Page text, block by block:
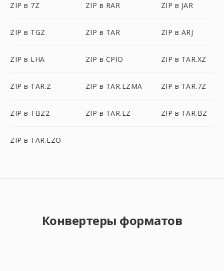
ZIP в 7Z ZIP в RAR ZIP в JAR
ZIP в TGZ ZIP в TAR ZIP в ARJ
ZIP в LHA ZIP в CPIO ZIP в TAR.XZ
ZIP в TAR.Z ZIP в TAR.LZMA ZIP в TAR.7Z
ZIP в TBZ2 ZIP в TAR.LZ ZIP в TAR.BZ
ZIP в TAR.LZO
Конвертеры форматов